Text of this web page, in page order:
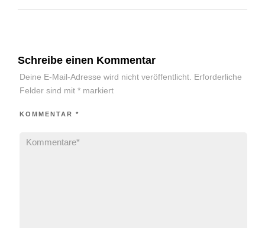
Schreibe einen Kommentar
Deine E-Mail-Adresse wird nicht veröffentlicht. Erforderliche
Felder sind mit *markiert
KOMMENTAR *